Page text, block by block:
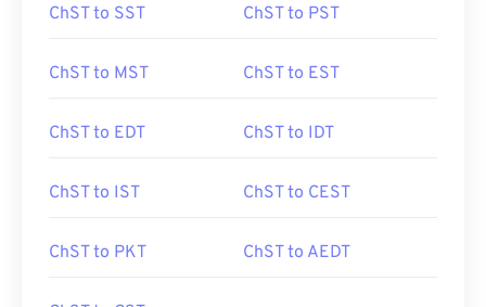
ChST to SST ChST to PST
ChST to MST ChST to EST
ChST to EDT ChST to IDT
ChST to IST ChST to CEST
ChST to PKT ChST to AEDT